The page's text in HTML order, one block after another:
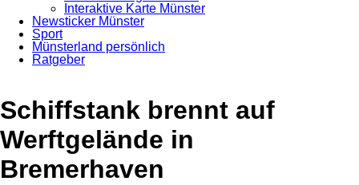
Interaktive Karte Münster
Newsticker Münster
Sport
Münsterland persönlich
Ratgeber
Anzeige
Schiffstank brennt auf
Werftgelände in
Bremerhaven